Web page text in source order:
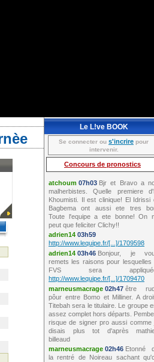
Le L!ve BOOK
Se connecter ou s'incrire pour
intervenir.
Concours de pronostics